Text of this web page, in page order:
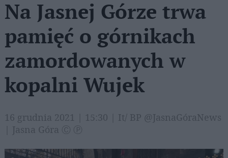
Na Jasnej Górze trwa
pamięć o górnikach
zamordowanych w
kopalni Wujek
16 grudnia 2021 | 15:30 | It/ BP @JasnaGóraNews
| Jasna Góra Ⓒ Ⓟ